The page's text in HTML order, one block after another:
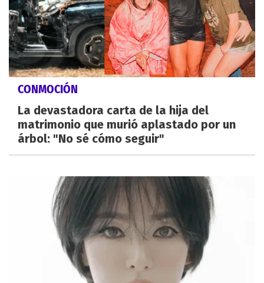
CONMOCIÓN
La devastadora carta de la hija del
matrimonio que murió aplastado por un
árbol: "No sé cómo seguir"